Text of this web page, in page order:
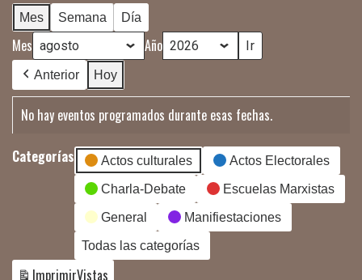
Mes Semana Día
Mes Año
Anterior Hoy
No hay eventos programados durante esas fechas.
Categorías Actos culturales Actos Electorales
Charla-Debate Escuelas Marxistas
General Manifiestaciones
Todas las categorías
ImprimirVistas